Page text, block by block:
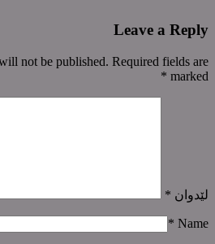
Leave a Reply
not be published. Required fields are
marked
*
لێدوان *
Name
*